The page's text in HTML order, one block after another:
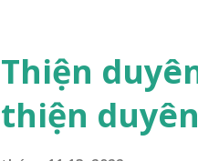
trường sinh sống.
một “Số mệnh”, từ
cuộc sống sau này.
Thiện
thiện